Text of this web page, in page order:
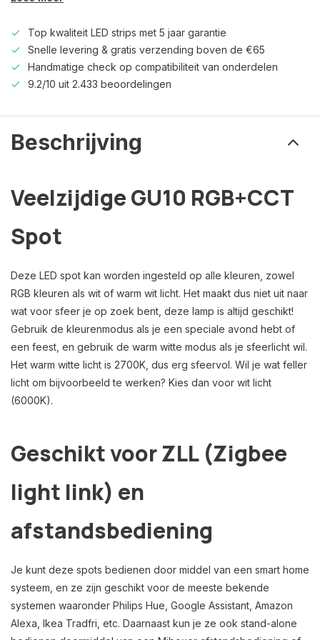
Top kwaliteit LED strips met 5 jaar garantie
Snelle levering & gratis verzending boven de €65
Handmatige check op compatibiliteit van onderdelen
9.2/10 uit 2.433 beoordelingen
Beschrijving
Veelzijdige GU10 RGB+CCT
Spot
Deze LED spot kan worden ingesteld op alle kleuren, zowel
RGB kleuren als wit of warm wit licht. Het maakt dus niet uit naar
wat voor sfeer je op zoek bent, deze lamp is altijd geschikt!
Gebruik de kleurenmodus als je een speciale avond hebt of
een feest, en gebruik de warm witte modus als je sfeerlicht wil.
Het warm witte licht is 2700K, dus erg sfeervol. Wil je wat feller
licht om bijvoorbeeld te werken? Kies dan voor wit licht
(6000K).
Geschikt voor ZLL (Zigbee
light link) en
afstandsbediening
Je kunt deze spots bedienen door middel van een smart home
systeem, en ze zijn geschikt voor de meeste bekende
systemen waaronder Philips Hue, Google Assistant, Amazon
Alexa, Ikea Tradfri, etc. Daarnaast kun je ze ook stand-alone